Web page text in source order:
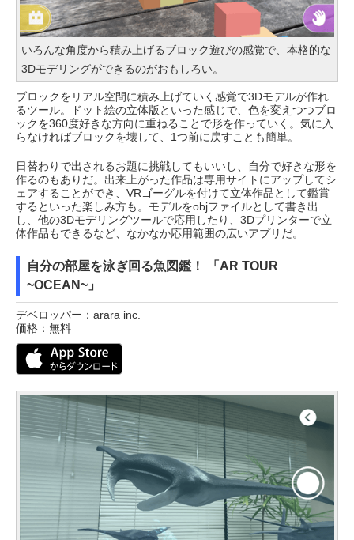
いろんな角度から積み上げるブロック遊びの感覚で、本格的な
3Dモデリングができるのがおもしろい。
ブロックをリアル空間に積み上げていく感覚で3Dモデルが作れ
るツール。ドット絵の立体版といった感じで、色を変えつつブロ
ックを360度好きな方向に重ねることで形を作っていく。気に入
らなければブロックを壊して、1つ前に戻すことも簡単。
日替わりで出されるお題に挑戦してもいいし、自分で好きな形を
作るのもありだ。出来上がった作品は専用サイトにアップしてシ
ェアすることができ、VRゴーグルを付けて立体作品として鑑賞
するといった楽しみ方も。モデルをobjファイルとして書き出
し、他の3Dモデリングツールで応用したり、3Dプリンターで立
体作品もできるなど、なかなか応用範囲の広いアプリだ。
自分の部屋を泳ぎ回る魚図鑑！ 「AR TOUR
~OCEAN~」
デベロッパー：arara inc.
価格：無料